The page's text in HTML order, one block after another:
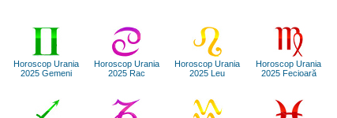
Horoscop Urania
2025 Gemeni
Horoscop Urania
2025 Rac
Horoscop Urania
2025 Leu
Horoscop Urania
2025 Fecioară